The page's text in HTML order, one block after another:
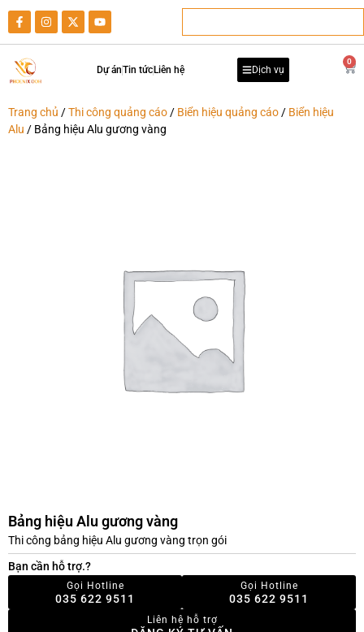
Dự ánTin tức Liên hệ Dịch vụ
0
Trang chủ /Thi công quảng cáo / Biển hiệu quảng cáo / Biển hiệu
Alu / Bảng hiệu Alu gương vàng
Bảng hiệu Alu gương vàng
Thi công bảng hiệu Alu gương vàng trọn gói
Bạn cần hỗ trợ.?
Gọi Hotline
035 622 9511
Gọi Hotline
035 622 9511
Liên hệ hỗ trợ